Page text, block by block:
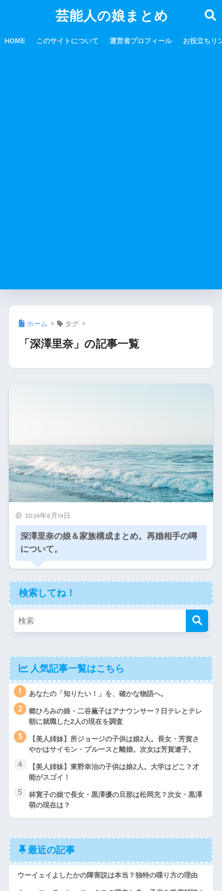
芸能人の娘まとめ
HOME このサイトについて 運営者プロフィール お役立ちリ
ホーム タグ
「深澤里奈」の記事一覧
2024年8月14日
深澤里奈の娘＆家族構成まとめ。再婚相手の噂
について。
検索してね！
人気記事一覧はこちら
1 あなたの「知りたい！」を、確かな物語へ。
2
郷ひろみの娘・二谷薫子はアナウンサー？日テレとテレ
朝に就職した2人の現在を調査
3
【美人姉妹】所ジョージの子供は娘2人。長女・芳賀さ
やかはサイモン・ブルースと離婚。次女は芳賀遼子。
4
【美人姉妹】東野幸治の子供は娘2人。大学はどこ？才
能がスゴイ！
5
林寛子の娘で長女・黒澤優の旦那は松岡充？次女・黒澤
萌の現在は？
最近の記事
ウーイェイよしたかの障害説は本当？独特の喋り方の理由